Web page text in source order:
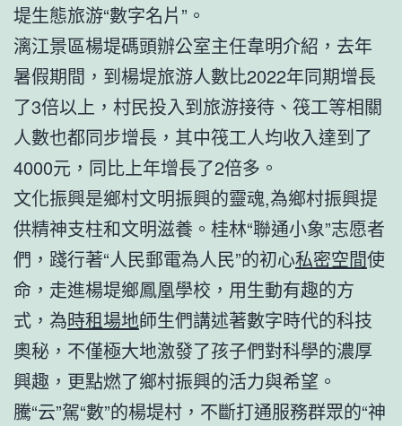
堤生態旅游“數字名片”。
漓江景區楊堤碼頭辦公室主任韋明介紹，去年
暑假期間，到楊堤旅游人數比2022年同期增長
了3倍以上，村民投入到旅游接待、筏工等相關
人數也都同步增長，其中筏工人均收入達到了
4000元，同比上年增長了2倍多。
文化振興是鄉村文明振興的靈魂,為鄉村振興提
供精神支柱和文明滋養。桂林“聯通小象”志愿者
們，踐行著“人民郵電為人民”的初心私密空間使
命，走進楊堤鄉鳳凰學校，用生動有趣的方
式，為時租場地師生們講述著數字時代的科技
奧秘，不僅極大地激發了孩子們對科學的濃厚
興趣，更點燃了鄉村振興的活力與希望。
騰“云”駕“數”的楊堤村，不斷打通服務群眾的“神